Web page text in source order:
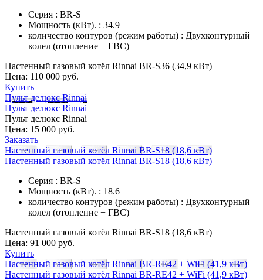
Серия : BR-S
Мощность (кВт). : 34.9
количество контуров (режим работы) : Двухконтурный
колел (отопление + ГВС)
Настенный газовый котёл Rinnai BR-S36 (34,9 кВт)
Цена: 110 000 руб.
Купить
Пульт делюкс Rinnai
Пульт делюкс Rinnai
Пульт делюкс Rinnai
Цена: 15 000 руб.
Заказать
Настенный газовый котёл Rinnai BR-S18 (18,6 кВт)
Настенный газовый котёл Rinnai BR-S18 (18,6 кВт)
Серия : BR-S
Мощность (кВт). : 18.6
количество контуров (режим работы) : Двухконтурный
колел (отопление + ГВС)
Настенный газовый котёл Rinnai BR-S18 (18,6 кВт)
Цена: 91 000 руб.
Купить
Настенный газовый котёл Rinnai BR-RE42 + WiFi (41,9 кВт)
Настенный газовый котёл Rinnai BR-RE42 + WiFi (41,9 кВт)